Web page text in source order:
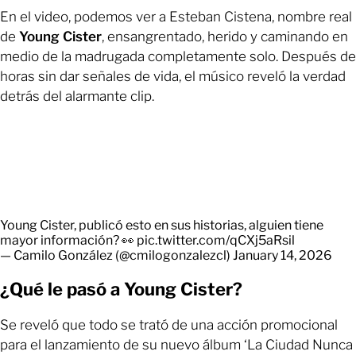
En el video, podemos ver a Esteban Cistena, nombre real
de Young Cister, ensangrentado, herido y caminando en
medio de la madrugada completamente solo. Después de
horas sin dar señales de vida, el músico reveló la verdad
detrás del alarmante clip.
Young Cister, publicó esto en sus historias, alguien tiene
mayor información? 👀 pic.twitter.com/qCXj5aRsil
— Camilo González (@cmilogonzalezcl) January 14, 2026
¿Qué le pasó a Young Cister?
Se reveló que todo se trató de una acción promocional
para el lanzamiento de su nuevo álbum ‘La Ciudad Nunca